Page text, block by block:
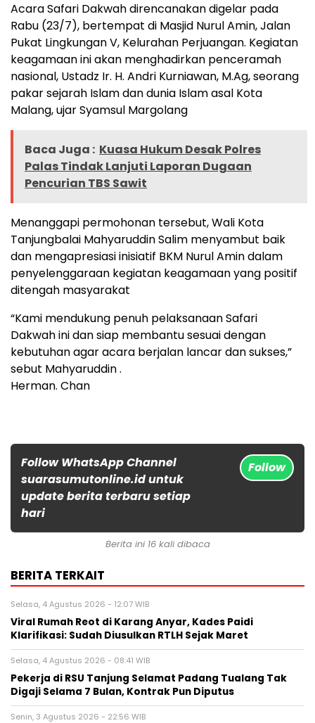
Acara Safari Dakwah direncanakan digelar pada
Rabu (23/7), bertempat di Masjid Nurul Amin, Jalan
Pukat Lingkungan V, Kelurahan Perjuangan. Kegiatan
keagamaan ini akan menghadirkan penceramah
nasional, Ustadz Ir. H. Andri Kurniawan, M.Ag, seorang
pakar sejarah Islam dan dunia Islam asal Kota
Malang, ujar Syamsul Margolang
Baca Juga : Kuasa Hukum Desak Polres
Palas Tindak Lanjuti Laporan Dugaan
Pencurian TBS Sawit
Menanggapi permohonan tersebut, Wali Kota
Tanjungbalai Mahyaruddin Salim menyambut baik
dan mengapresiasi inisiatif BKM Nurul Amin dalam
penyelenggaraan kegiatan keagamaan yang positif
ditengah masyarakat
“Kami mendukung penuh pelaksanaan Safari
Dakwah ini dan siap membantu sesuai dengan
kebutuhan agar acara berjalan lancar dan sukses,”
sebut Mahyaruddin .
Herman. Chan
Follow WhatsApp Channel
suarasumutonline.id untuk
update berita terbaru setiap
hari
Follow
Berita ini 16 kali dibaca
BERITA TERKAIT
Selasa, 4 Agustus 2026 - 12:07 WIB
Viral Rumah Reot di Karang Anyar, Kades Paidi
Klarifikasi: Sudah Diusulkan RTLH Sejak Maret
Selasa, 4 Agustus 2026 - 08:41 WIB
Pekerja di RSU Tanjung Selamat Padang Tualang Tak
Digaji Selama 7 Bulan, Kontrak Pun Diputus
Senin, 3 Agustus 2026 - 22:56 WIB